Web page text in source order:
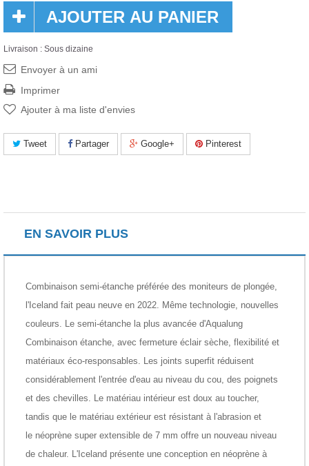
AJOUTER AU PANIER
Livraison : Sous dizaine
Envoyer à un ami
Imprimer
Ajouter à ma liste d'envies
Tweet Partager Google+ Pinterest
EN SAVOIR PLUS
Combinaison semi-étanche préférée des moniteurs de plongée,
l'Iceland fait peau neuve en 2022. Même technologie, nouvelles
couleurs. Le semi-étanche la plus avancée d'Aqualung
Combinaison étanche, avec fermeture éclair sèche, flexibilité et
matériaux éco-responsables. Les joints superfit réduisent
considérablement l'entrée d'eau au niveau du cou, des poignets
et des chevilles. Le matériau intérieur est doux au toucher,
tandis que le matériau extérieur est résistant à l'abrasion et
le néoprène super extensible de 7 mm offre un nouveau niveau
de chaleur. L'Iceland présente une conception en néoprène à